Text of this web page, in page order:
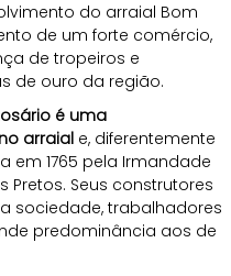
do arraial Bom
de um forte comércio,
de tropeiros e
de ouro da região.
é uma
arraial e, diferentemente
em 1765 pela Irmandade
Pretos. Seus construtores
sociedade, trabalhadores
predominância aos de